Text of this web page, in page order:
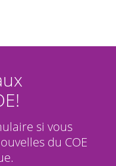
si vous
du COE